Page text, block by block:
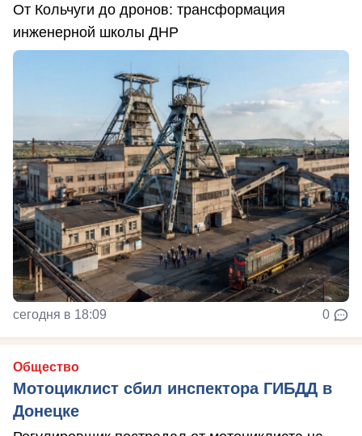
От Кольчуги до дронов: трансформация
инженерной школы ДНР
сегодня в 18:09 0
Общество
Мотоциклист сбил инспектора ГИБДД в
Донецке